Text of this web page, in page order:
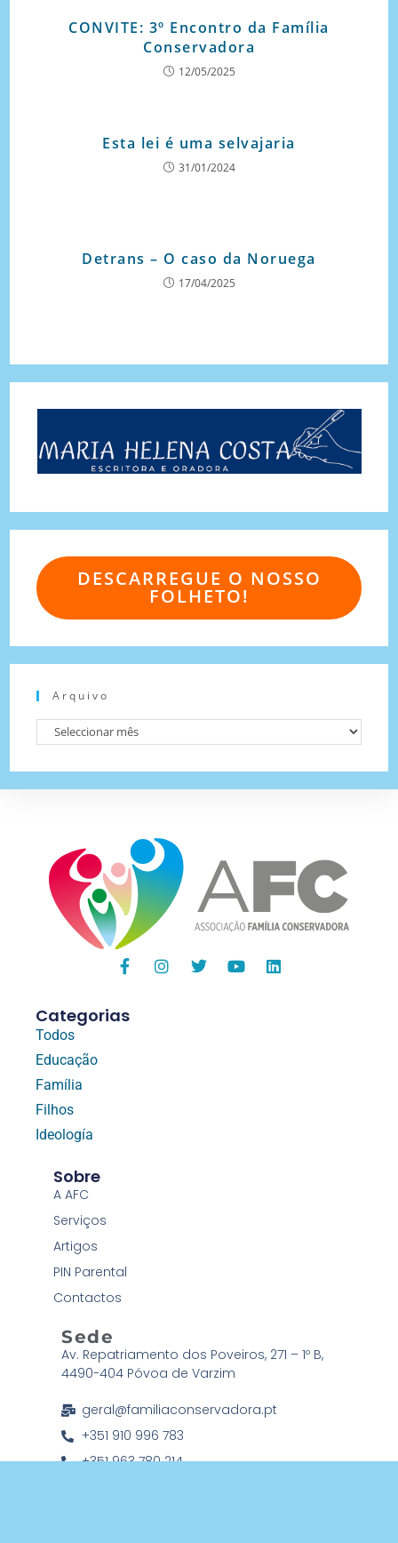
CONVITE: 3º Encontro da Família
Conservadora
12/05/2025
Esta lei é uma selvajaria
31/01/2024
Detrans – O caso da Noruega
17/04/2025
DESCARREGUE O NOSSO
FOLHETO!
Arquivo
Categorias
Todos
Educação
Família
Filhos
Ideología
Sobre
A AFC
Serviços
Artigos
PIN Parental
Contactos
Sede
Av. Repatriamento dos Poveiros, 271 – 1º B,
4490-404 Póvoa de Varzim
geral@familiaconservadora.pt
+351 910 996 783
+351 963 780 214